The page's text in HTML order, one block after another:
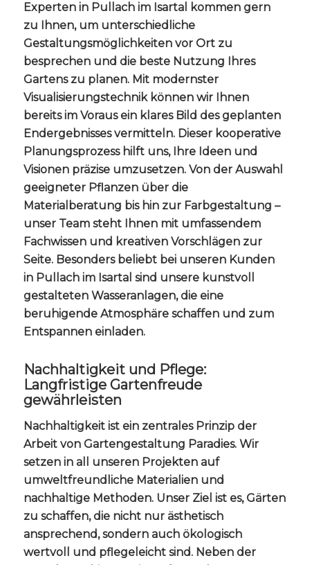
Experten in Pullach im Isartal kommen gern
zu Ihnen, um unterschiedliche
Gestaltungsmöglichkeiten vor Ort zu
besprechen und die beste Nutzung Ihres
Gartens zu planen. Mit modernster
Visualisierungstechnik können wir Ihnen
bereits im Voraus ein klares Bild des geplanten
Endergebnisses vermitteln. Dieser kooperative
Planungsprozess hilft uns, Ihre Ideen und
Visionen präzise umzusetzen. Von der Auswahl
geeigneter Pflanzen über die
Materialberatung bis hin zur Farbgestaltung –
unser Team steht Ihnen mit umfassendem
Fachwissen und kreativen Vorschlägen zur
Seite. Besonders beliebt bei unseren Kunden
in Pullach im Isartal sind unsere kunstvoll
gestalteten Wasseranlagen, die eine
beruhigende Atmosphäre schaffen und zum
Entspannen einladen.
Nachhaltigkeit und Pflege:
Langfristige Gartenfreude
gewährleisten
Nachhaltigkeit ist ein zentrales Prinzip der
Arbeit von Gartengestaltung Paradies. Wir
setzen in all unseren Projekten auf
umweltfreundliche Materialien und
nachhaltige Methoden. Unser Ziel ist es, Gärten
zu schaffen, die nicht nur ästhetisch
ansprechend, sondern auch ökologisch
wertvoll und pflegeleicht sind. Neben der